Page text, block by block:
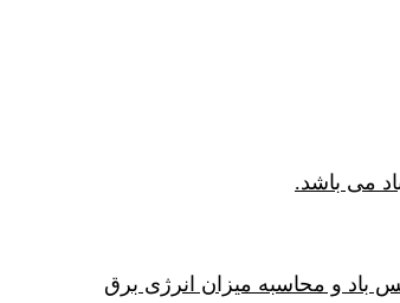
باد و محاسبه میزان انرژی برق